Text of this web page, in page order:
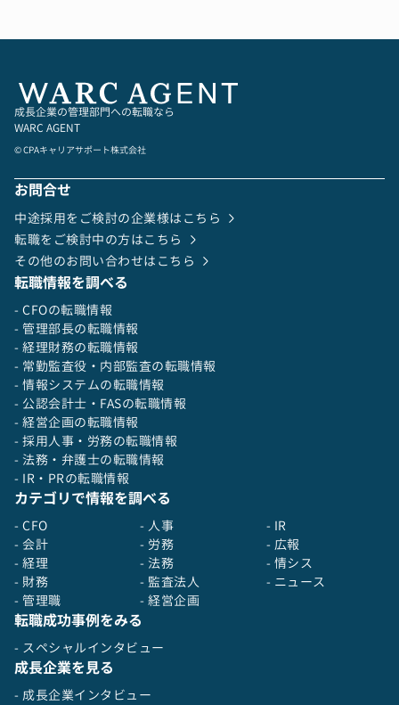
・借入金管理：
借り入れに際し金融機関に提出する書類を作成し
金融機関から送られてくる郵送物に記載される情
※資金調達は将来的にお任せする可能性がありま
【当社について】
家系ラーメン業態を中心にラーメン店を全国に
700店舗以上展開
2020年9月、東証一部上場（現、プライム市場）
飲食業界注目の成長企業です。
成長企業の管理部門への転職なら
WARC AGENT
© CPAキャリアサポート株式会社
お問合せ
中途採用をご検討の企業様はこちら
転職をご検討中の方はこちら
その他のお問い合わせはこちら
転職情報を調べる
- CFOの転職情報
- 管理部長の転職情報
- 経理財務の転職情報
- 常勤監査役・内部監査の転職情報
- 情報システムの転職情報
- 公認会計士・FASの転職情報
- 経営企画の転職情報
- 採用人事・労務の転職情報
- 法務・弁護士の転職情報
- IR・PRの転職情報
カテゴリで情報を調べる
- CFO
- 会計
- 経理
- 財務
- 管理職
- 人事
- 労務
- 法務
- 監査法人
- 経営企画
- IR
- 広報
- 情シス
- ニュース
転職成功事例をみる
- スペシャルインタビュー
成長企業を見る
- 成長企業インタビュー